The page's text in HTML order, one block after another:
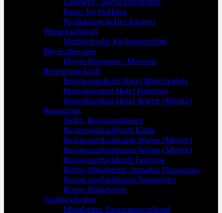
Käser für Hofkäse
Produktionshelfer Käserei
Pflegefachkraft
Medizinische Fachangestellte
Physiotherapie
Physiotherapeut / Masseur
Reinigungskraft
Reinigungskraft Hotel Müritzpalais
Housekeeping Hotel Federow
Housekeeping Hotel Waren (Müritz)
Restaurant
Stellv. Restaurantleiter
Restaurantfachkraft Klink
Restaurantfachmann Waren (Müritz)
Restaurantfachmann Waren (Müritz)
Restaurantfachkraft Federow
Bistro-Mitarbeiter Aquafun Fleesensee
Restaurantfachmann Neustrelitz
Bistro-Mitarbeiter
Sachbearbeiter
Mitarbeiter Tourismusverband